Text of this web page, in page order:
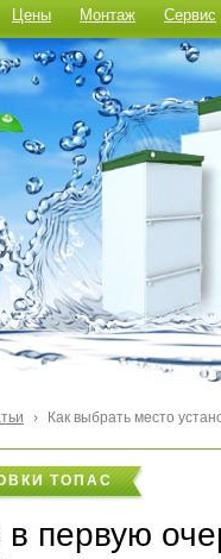
Цены Монтаж Сервис
› Как выбрать место
ТОПАС
первую